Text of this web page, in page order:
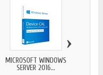
MICROSOFT WINDOWS
SERVER 2016...
›